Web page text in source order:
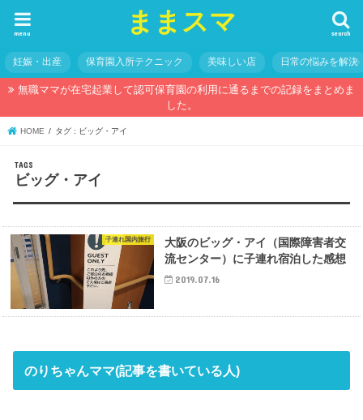
ままスマ search
menu
妊娠・出産 保育園入所テクニック 美味しい店 日常の悩みを解決
無職ママが在宅起業して認可保育園の利用に通るまでの記録をまとめま
した。
HOME タグ : ビッグ・アイ
ビッグ・アイ
子連れ国内旅行
大阪のビッグ・アイ（国際障害者交
流センター）に子連れ宿泊した感想
2019.07.16
のりちゃんママ(記事を書いている人)